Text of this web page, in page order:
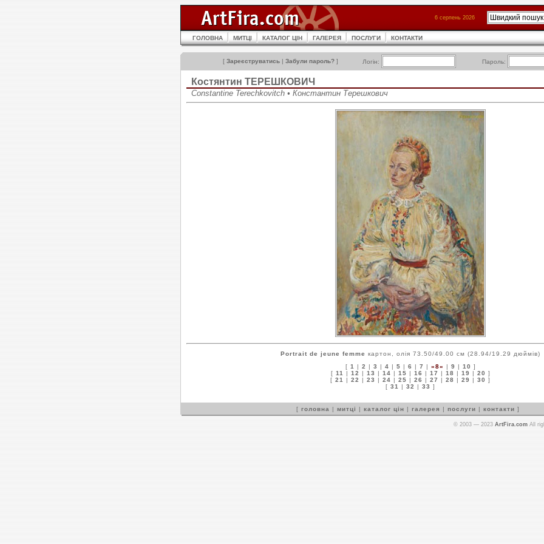
6 серпень 2026
ГОЛОВНА МИТЦІ КАТАЛОГ ЦІН ГАЛЕРЕЯ ПОСЛУГИ КОНТАКТИ
[ Зареєструватись | Забули пароль? ] Логін: Пароль:
Костянтин ТЕРЕШКОВИЧ
Constantine Terechkovitch • Константин Терешкович
Portrait de jeune femme картон, олія 73.50/49.00 см (28.94/19.29 дюймів)
[ 1 | 2 | 3 | 4 | 5 | 6 | 7 | »8« | 9 | 10 ]
[ 11 | 12 | 13 | 14 | 15 | 16 | 17 | 18 | 19 | 20 ]
[ 21 | 22 | 23 | 24 | 25 | 26 | 27 | 28 | 29 | 30 ]
[ 31 | 32 | 33 ]
[ головна | митці | каталог цін | галерея | послуги | контакти ]
© 2003 — 2023 ArtFira.com All